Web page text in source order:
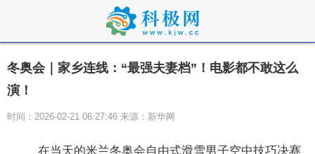
冬奥会｜家乡连线：“最强夫妻档”！电影都不敢这么
演！
时间：2026-02-21 06:27:46 来源：新华网
在当天的米兰冬奥会自由式滑雪男子空中技巧决赛